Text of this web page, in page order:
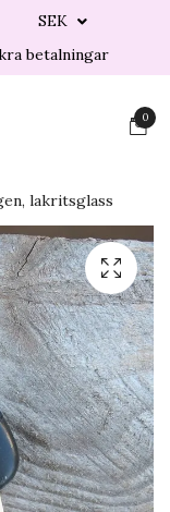
SEK
betalningar
0
lakritsglass